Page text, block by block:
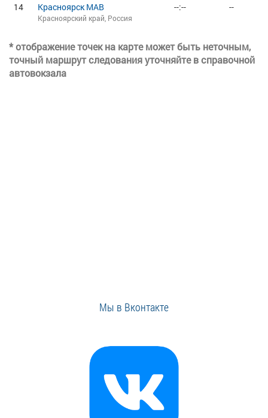
14 Красноярск МАВ
Красноярский край, Россия
--:-- --
* отображение точек на карте может быть неточным,
точный маршрут следования уточняйте в справочной
автовокзала
Мы в Вконтакте